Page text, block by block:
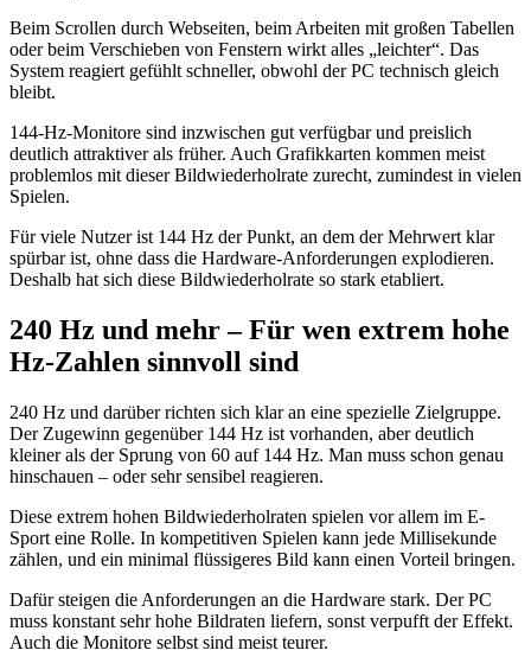
Beim Scrollen durch Webseiten, beim Arbeiten mit großen Tabellen
oder beim Verschieben von Fenstern wirkt alles „leichter“. Das
System reagiert gefühlt schneller, obwohl der PC technisch gleich
bleibt.
144-Hz-Monitore sind inzwischen gut verfügbar und preislich
deutlich attraktiver als früher. Auch Grafikkarten kommen meist
problemlos mit dieser Bildwiederholrate zurecht, zumindest in vielen
Spielen.
Für viele Nutzer ist 144 Hz der Punkt, an dem der Mehrwert klar
spürbar ist, ohne dass die Hardware-Anforderungen explodieren.
Deshalb hat sich diese Bildwiederholrate so stark etabliert.
240 Hz und mehr – Für wen extrem hohe
Hz-Zahlen sinnvoll sind
240 Hz und darüber richten sich klar an eine spezielle Zielgruppe.
Der Zugewinn gegenüber 144 Hz ist vorhanden, aber deutlich
kleiner als der Sprung von 60 auf 144 Hz. Man muss schon genau
hinschauen – oder sehr sensibel reagieren.
Diese extrem hohen Bildwiederholraten spielen vor allem im E-
Sport eine Rolle. In kompetitiven Spielen kann jede Millisekunde
zählen, und ein minimal flüssigeres Bild kann einen Vorteil bringen.
Dafür steigen die Anforderungen an die Hardware stark. Der PC
muss konstant sehr hohe Bildraten liefern, sonst verpufft der Effekt.
Auch die Monitore selbst sind meist teurer.